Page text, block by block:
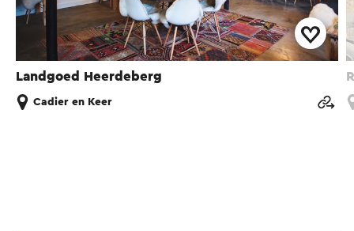
Landgoed Heerdeberg
Cadier en Keer